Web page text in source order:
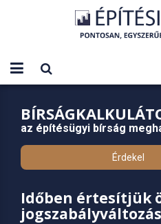
az építésügyi bírság
Érdekel
Időben értesítjük